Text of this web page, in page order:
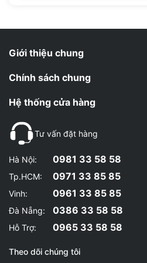
BCAA có giúp phục hồi cơ bắp
13/04/2025 16:37:22
WheyShop.vn
sau khi tập luyện.
tô thanh lan
phẩm
Nên uống EAA hay BCAA trước tập
13/04/2025 15:30:22
WheyShop.vn
Dạ thường EAA sẽ có lợi hơn vì
Giới thiệu chung
Chính sách chung
Hệ thống cửa hàng
Tư vấn đặt hàng
Hà Nội: 0981 33 58 58
Tp.HCM: 0971 33 85 85
Vinh: 0961 33 85 85
Đà Nẵng: 0386 33 58 58
Hỗ Trợ: 0965 33 58 58
Theo dõi chúng tôi